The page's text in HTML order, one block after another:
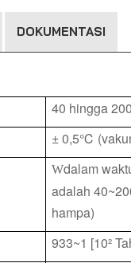
DOKUMENTASI
40 hingga
± 0,5℃
Wdalam
adalah
hampa)
933~1 [10²